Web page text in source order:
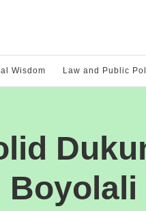
Wisdom Law and Public
Boyolali